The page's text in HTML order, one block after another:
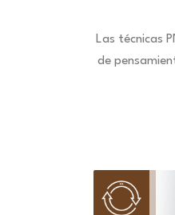
Las técnicas
de